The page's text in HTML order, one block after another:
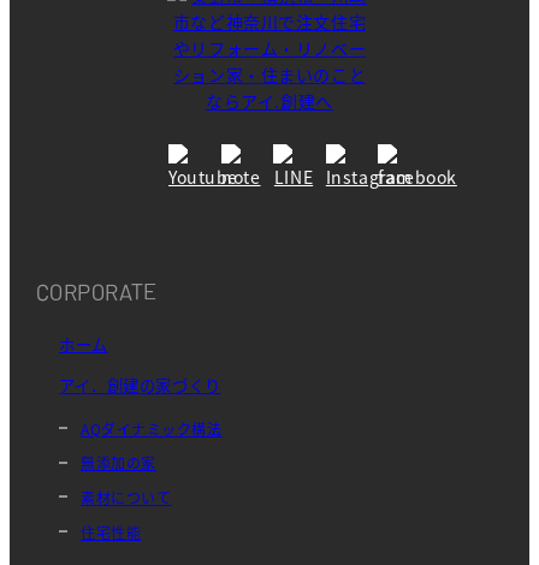
CORPORATE
ホーム
アイ．創建の家づくり
AQダイナミック構法
無添加の家
素材について
住宅性能